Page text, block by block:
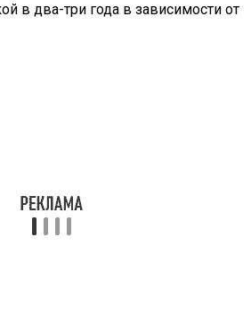
в два-три года в зависимости от